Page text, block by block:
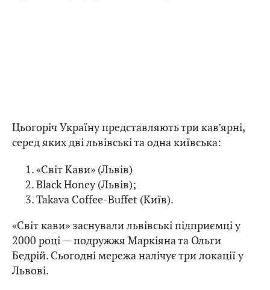
Цьогоріч Україну представляють три кав’ярні,
серед яких дві львівські та одна київська:
«Світ Кави» (Львів)
Black Honey (Львів);
Takava Coffee-Buffet (Київ).
«Світ кави» заснували львівські підприємці у
2000 році — подружжя Маркіяна та Ольги
Бедрій. Сьогодні мережа налічує три локації у
Львові.